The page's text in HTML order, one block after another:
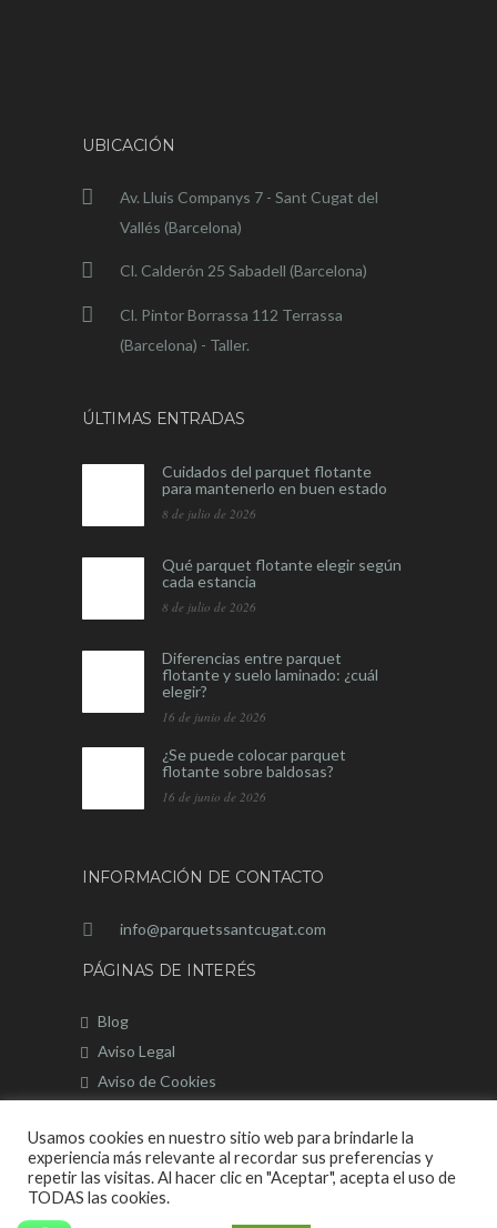
UBICACIÓN
Av. Lluis Companys 7 - Sant Cugat del
Vallés (Barcelona)
Cl. Calderón 25 Sabadell (Barcelona)
Cl. Pintor Borrassa 112 Terrassa
(Barcelona) - Taller.
ÚLTIMAS ENTRADAS
Cuidados del parquet flotante
para mantenerlo en buen estado
8 de julio de 2026
Qué parquet flotante elegir según
cada estancia
8 de julio de 2026
Diferencias entre parquet
flotante y suelo laminado: ¿cuál
elegir?
16 de junio de 2026
¿Se puede colocar parquet
flotante sobre baldosas?
16 de junio de 2026
INFORMACIÓN DE CONTACTO
info@parquetssantcugat.com
PÁGINAS DE INTERÉS
Blog
Aviso Legal
Aviso de Cookies
Usamos cookies en nuestro sitio web para brindarle la
experiencia más relevante al recordar sus preferencias y
repetir las visitas. Al hacer clic en "Aceptar", acepta el uso de
TODAS las cookies.